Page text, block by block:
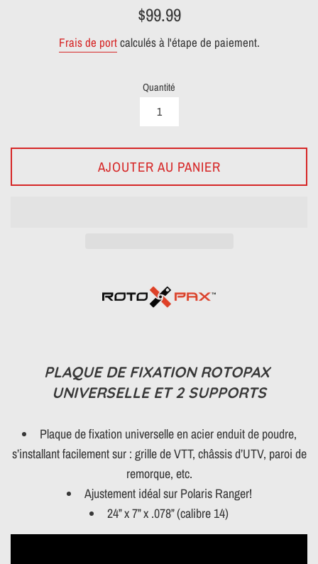
Prix
$99.99
Frais de portcalculés à l'étape de paiement.
Quantité
AJOUTER AU PANIER
PLAQUE DE FIXATION ROTOPAX
UNIVERSELLE ET 2 SUPPORTS
Plaque de fixation universelle en acier enduit de poudre,
s’installant facilement sur : grille de VTT, châssis d’UTV, paroi de
remorque, etc.
Ajustement idéal sur Polaris Ranger!
24” x 7” x .078” (calibre 14)